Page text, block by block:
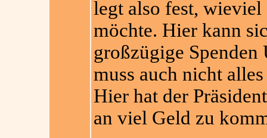
legt also fest, wieviel
möchte. Hier kann
großzügige Spenden
muss auch nicht
Hier hat der
an viel Geld zu